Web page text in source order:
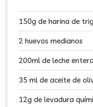
150g de harina de
2 huevos medianos
200ml de leche
35 ml de aceite de
12g de levadura